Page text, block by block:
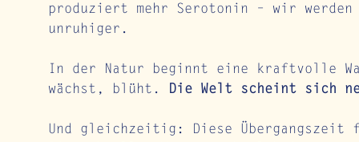
produziert mehr Serotonin – wir
unruhiger.
In der Natur beginnt eine kraftvolle
wächst, blüht.
Die Welt scheint sich
Und gleichzeitig: Diese Übergangszeit